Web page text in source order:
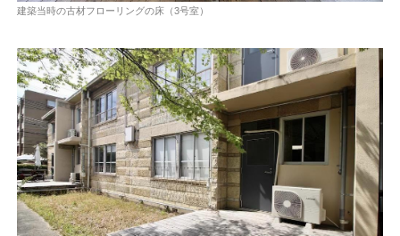
建築当時の古材フローリングの床（3号室）